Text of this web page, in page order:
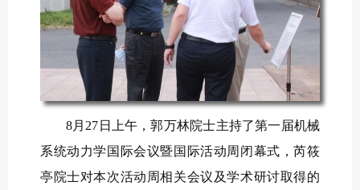
8月27日上午，郭万林院士主持了第一届机械
系统动力学国际会议暨国际活动周闭幕式，芮筱
亭院士对本次活动周相关会议及学术研讨取得的